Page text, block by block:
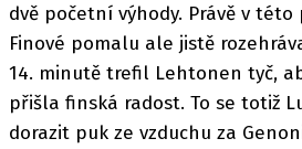
dvě početní výhody. Právě v této
Finové pomalu ale jistě
14. minutě trefil Lehtonen tyč,
přišla finská radost. To se totiž
dorazit puk ze vzduchu za